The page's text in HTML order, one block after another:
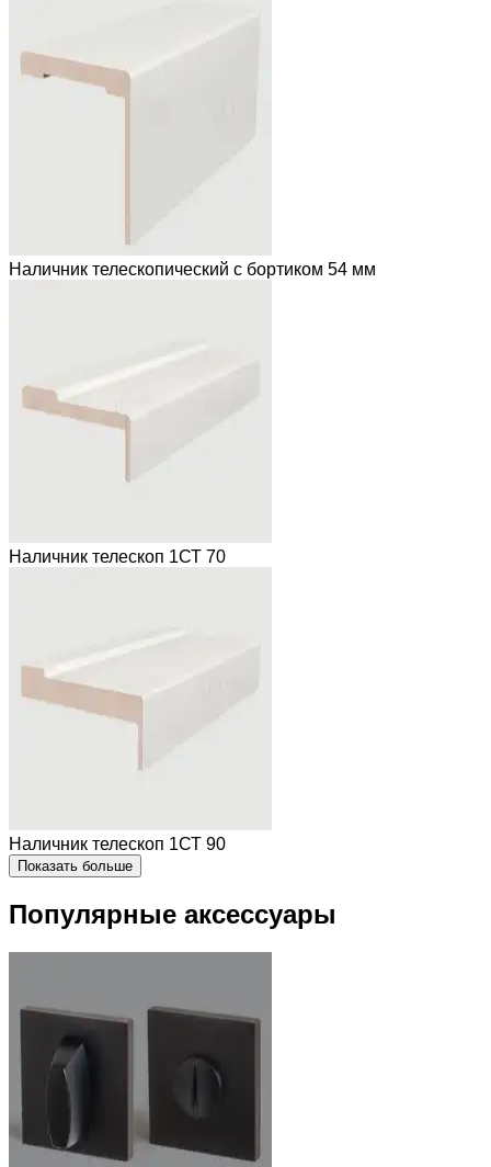
Наличник телескопический с бортиком 54 мм
Наличник телескоп 1СТ 70
Наличник телескоп 1СТ 90
Показать больше
Популярные аксессуары